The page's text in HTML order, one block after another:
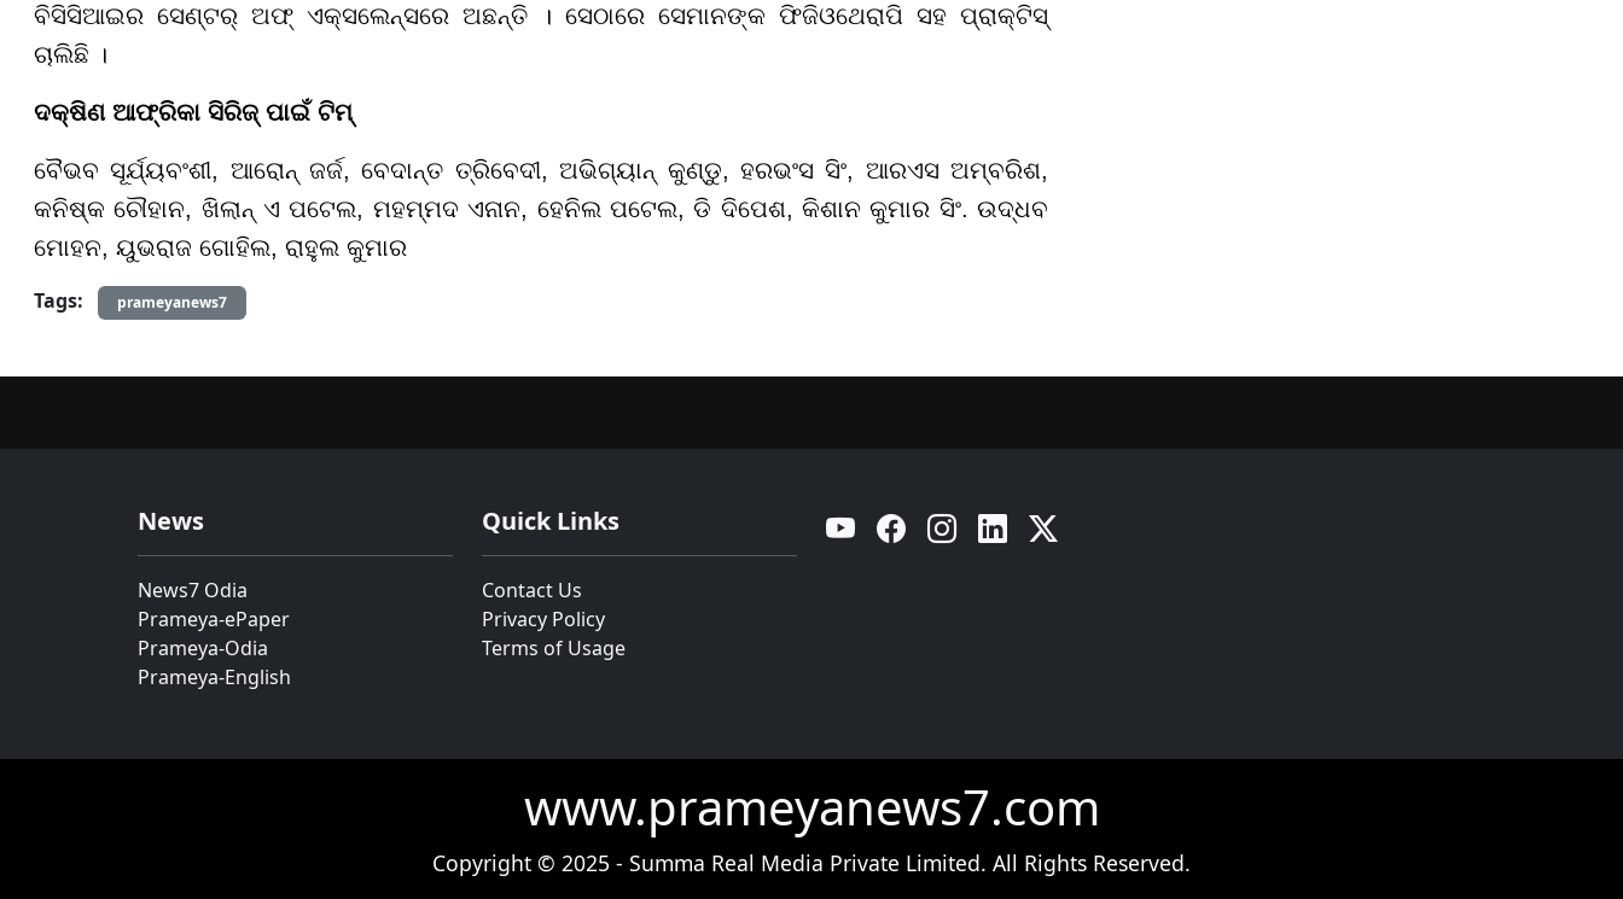
ବିସିସିଆଇର ସେଣ୍ଟର୍ ଅଫ୍ ଏକ୍ସଲେନ୍ସରେ ଅଛନ୍ତି । ସେଠାରେ ସେମାନଙ୍କ ଫିଜିଓଥେରାପି ସହ ପ୍ରାକ୍ଟିସ୍
ଚାଲିଛି ।
ଦକ୍ଷିଣ ଆଫ୍ରିକା ସିରିଜ୍ ପାଇଁ ଟିମ୍
ବୈଭବ ସୂର୍ଯ୍ୟବଂଶୀ, ଆରୋନ୍ ଜର୍ଜ, ବେଦାନ୍ତ ତ୍ରିବେଦୀ, ଅଭିଗ୍ୟାନ୍ କୁଣ୍ଡୁ, ହରଭଂସ ସିଂ, ଆରଏସ ଅମ୍ବରିଶ,
କନିଷ୍କ ଚୌହାନ, ଖିଲାନ୍ ଏ ପଟେଲ, ମହମ୍ମଦ ଏନାନ, ହେନିଲ ପଟେଲ, ଡି ଦିପେଶ, କିଶାନ କୁମାର ସିଂ. ଉଦ୍ଧବ
ମୋହନ, ୟୁଭରାଜ ଗୋହିଲ, ରାହୁଲ କୁମାର
Tags:
prameyanews7
News
News7 Odia
Prameya-ePaper
Prameya-Odia
Prameya-English
Quick Links
Contact Us
Privacy Policy
Terms of Usage
YouTube Facebook Instagram
www.prameyanews7.com
Copyright © 2025 - Summa Real Media Private Limited. All Rights Reserved.